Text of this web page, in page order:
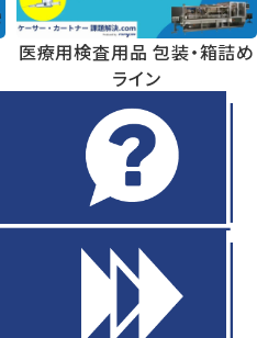
医療用検査用品 包装・箱詰め
ライン